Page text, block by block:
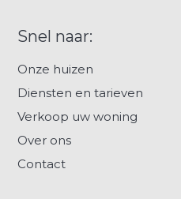
Snel naar:
Onze huizen
Diensten en tarieven
Verkoop uw woning
Over ons
Contact